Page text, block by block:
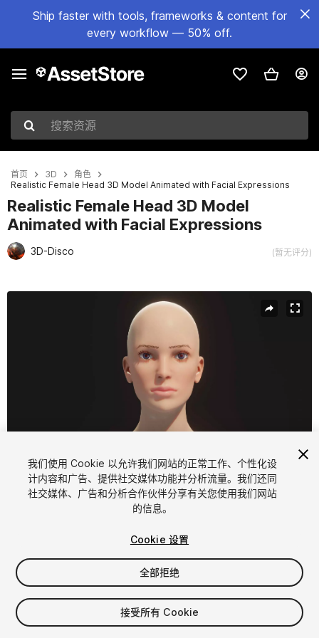
Ship faster with tools, frameworks & content for
every workflow — 50% off.
搜索资源
首页 3D
角色
Realistic Female Head 3D Model Animated with Facial Expressions
Realistic Female Head 3D Model
Animated with Facial Expressions
3D-Disco (暂无评分)
1/24
$59
增值税将在结算时计算
我们使用 Cookie 以允许我们网站的正常工作、个性化设
计内容和广告、提供社交媒体功能并分析流量。我们还同
社交媒体、广告和分析合作伙伴分享有关您使用我们网站
的信息。
Cookie 设置
全部拒绝
接受所有 Cookie